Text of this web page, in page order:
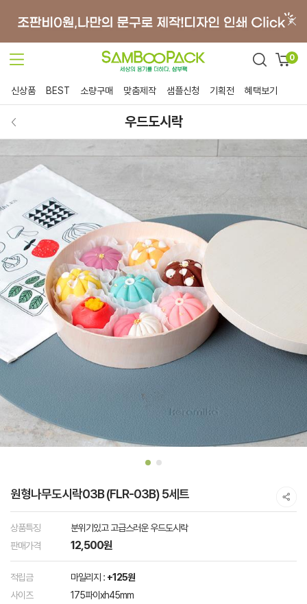
0
신상품 BEST 소량구매 맞춤제작 샘플신청 기획전 혜택보기
우드도시락
원형나무도시락03B (FLR-03B) 5세트
상품특징
분위기있고 고급스러운 우드도시락
판매가격
12,500원
적립금 마일리지 : +125원
사이즈
175파이xh45mm